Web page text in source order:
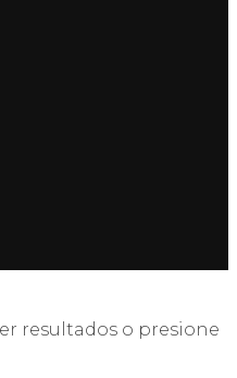
resultados o presione